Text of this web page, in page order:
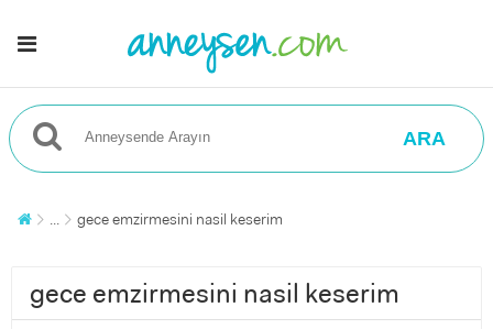
ARA
... gece emzirmesini nasil keserim
gece emzirmesini nasil keserim